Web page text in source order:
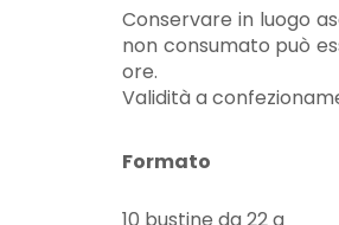
Conservare in luogo
non consumato può
ore.
Validità a
Formato